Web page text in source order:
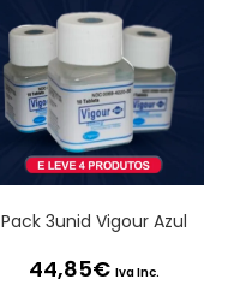
Pack 3unid Vigour Azul
44,85€ Iva Inc.